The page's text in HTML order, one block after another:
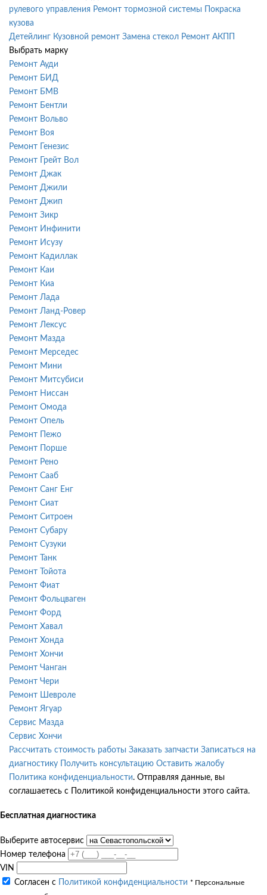
рулевого управления Ремонт тормозной системы
Покраска
кузова
Детейлинг Кузовной ремонт Замена стекол Ремонт АКПП
Выбрать марку
Ремонт Ауди
Ремонт БИД
Ремонт БМВ
Ремонт Бентли
Ремонт Вольво
Ремонт Воя
Ремонт Генезис
Ремонт Грейт Вол
Ремонт Джак
Ремонт Джили
Ремонт Джип
Ремонт Зикр
Ремонт Инфинити
Ремонт Исузу
Ремонт Кадиллак
Ремонт Каи
Ремонт Киа
Ремонт Лада
Ремонт Ланд-Ровер
Ремонт Лексус
Ремонт Мазда
Ремонт Мерседес
Ремонт Мини
Ремонт Митсубиси
Ремонт Ниссан
Ремонт Омода
Ремонт Опель
Ремонт Пежо
Ремонт Порше
Ремонт Рено
Ремонт Сааб
Ремонт Санг Енг
Ремонт Сиат
Ремонт Ситроен
Ремонт Субару
Ремонт Сузуки
Ремонт Танк
Ремонт Тойота
Ремонт Фиат
Ремонт Фольцваген
Ремонт Форд
Ремонт Хавал
Ремонт Хонда
Ремонт Хончи
Ремонт Чанган
Ремонт Чери
Ремонт Шевроле
Ремонт Ягуар
Сервис Мазда
Сервис Хончи
Рассчитать стоимость работы Заказать запчасти Записаться на
диагностику
Получить консультацию Оставить жалобу
Политика конфиденциальности. Отправляя данные, вы
соглашаетесь с Политикой конфиденциальности этого сайта.
Бесплатная диагностика
Выберите автосервис
Номер телефона
VIN
Согласен с
Политикой конфиденциальности * Персональные